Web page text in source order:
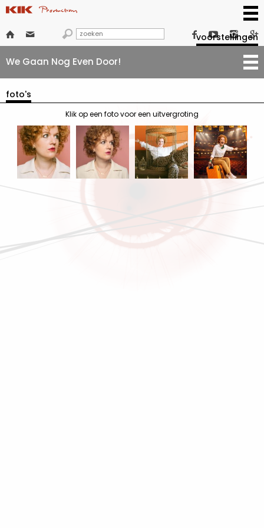
      
voorstellingen
We Gaan Nog Even Door!
foto's
Klik op een foto voor een uitvergroting